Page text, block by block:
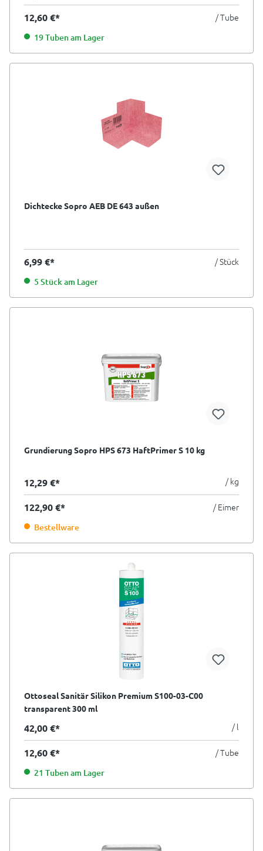
12,60 €* / Tube
19 Tuben am Lager
Dichtecke Sopro AEB DE 643 außen
6,99 €* / Stück
5 Stück am Lager
Grundierung Sopro HPS 673 HaftPrimer S 10 kg
12,29 €* / kg
122,90 €* / Eimer
Bestellware
Ottoseal Sanitär Silikon Premium S100-03-C00
transparent 300 ml
42,00 €* / l
12,60 €* / Tube
21 Tuben am Lager